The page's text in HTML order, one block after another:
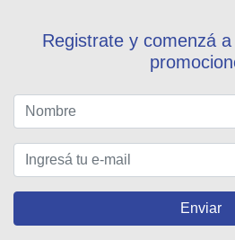
Registrate y comenzá
Enviar